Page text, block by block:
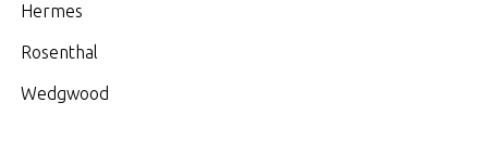
Hermes
Rosenthal
Wedgwood